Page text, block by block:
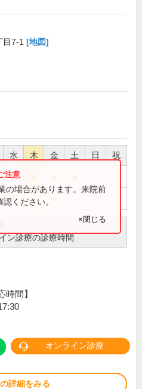
目7-1 [地図]
水 木 金 土 日 祝
★ ★ ★
★ ★
ン診療の診療時間
の場合があります。来院前
認ください。
×閉じる
時間】
オンライン診療
詳細をみる